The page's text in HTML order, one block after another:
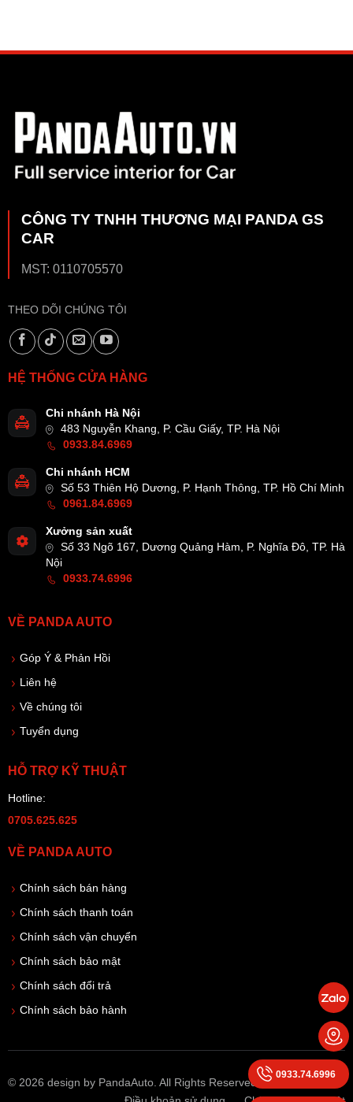
CÔNG TY TNHH THƯƠNG MẠI PANDA GS
CAR
MST: 0110705570
THEO DÕI CHÚNG TÔI
HỆ THỐNG CỬA HÀNG
Chi nhánh Hà Nội
483 Nguyễn Khang, P. Cầu Giấy, TP. Hà Nội
0933.84.6969
Chi nhánh HCM
Số 53 Thiên Hộ Dương, P. Hạnh Thông, TP. Hồ Chí Minh
0961.84.6969
Xưởng sản xuất
Số 33 Ngõ 167, Dương Quảng Hàm, P. Nghĩa Đô, TP. Hà
Nội
0933.74.6996
VỀ PANDA AUTO
Góp Ý & Phản Hồi
Liên hệ
Về chúng tôi
Tuyển dụng
HỖ TRỢ KỸ THUẬT
Hotline:
0705.625.625
VỀ PANDA AUTO
Chính sách bán hàng
Chính sách thanh toán
Chính sách vận chuyển
Chính sách bảo mật
Chính sách đổi trả
Chính sách bảo hành
© 2026 design by PandaAuto. All Rights Reserved
0933.74.6996